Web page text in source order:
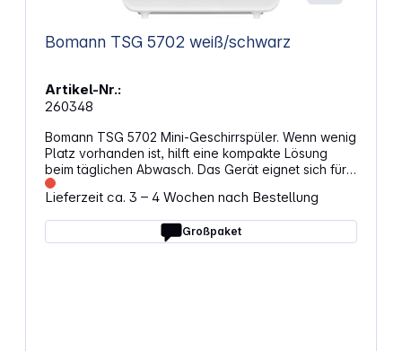
Bomann TSG 5702 weiß/schwarz
Artikel-Nr.:
260348
Bomann TSG 5702 Mini-Geschirrspüler. Wenn wenig
Platz vorhanden ist, hilft eine kompakte Lösung
beim täglichen Abwasch. Das Gerät eignet sich für
kleine Haushalte, temporäre Wohnsituationen oder
mobile Einsätze. Durch den integrierten Wassertank
ist kein fester Wasseranschluss erforderlich.
Flexibel einsetzbar – auch ohne
Lieferzeit ca. 3 – 4 Wochen nach Bestellung
Großpaket